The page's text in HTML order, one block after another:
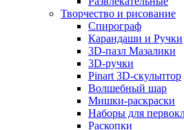
Творчество и рисование
Спирограф
Карандаши и Ручки
3D-пазл Мазалики
3D-ручки
Pinart 3D-скульптор
Волшебный шар
Мишки-раскраски
Наборы для
Раскопки